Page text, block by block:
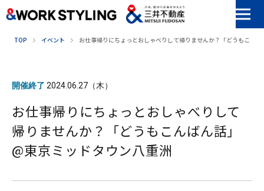
TOP イベント お仕事帰りにちょっとおしゃべりして帰りませんか？「どうもこん
開催終了 2024.06.27（木）
お仕事帰りにちょっとおしゃべりして
帰りませんか？「どうもこんばん話」
@東京ミッドタウン八重洲